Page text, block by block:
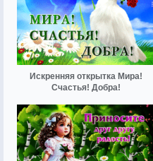
Искренняя открытка Мира!
Счастья! Добра!